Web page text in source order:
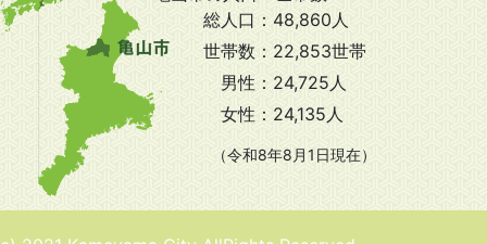
総人口： 48,860人
世帯数： 22,853世帯
男性： 24,725人
女性： 24,135人
（令和8年8月1日現在）